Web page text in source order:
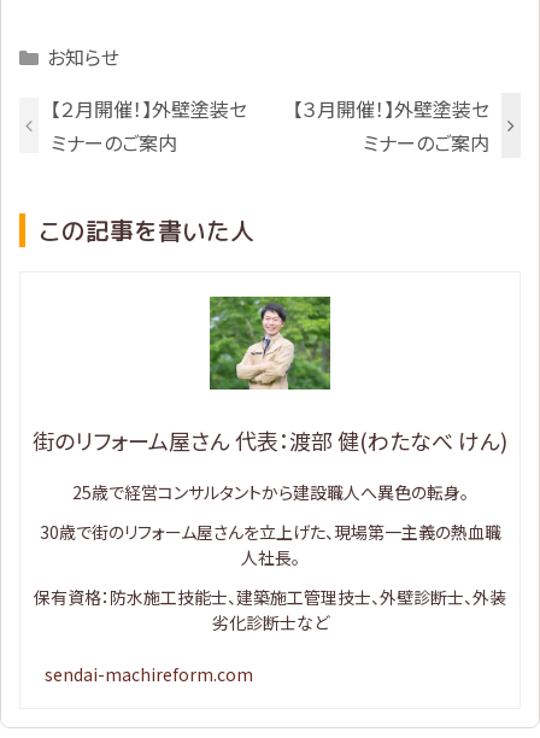
Categories
お知らせ
【２月開催！】外壁塗装セ
ミナーのご案内
【３月開催！】外壁塗装セ
ミナーのご案内
この記事を書いた人
街のリフォーム屋さん 代表：渡部 健(わたなべ けん)
25歳で経営コンサルタントから建設職人へ異色の転身。
30歳で街のリフォーム屋さんを立上げた、現場第一主義の熱血職
人社長。
保有資格：防水施工技能士、建築施工管理技士、外壁診断士、外装
劣化診断士など
sendai-machireform.com